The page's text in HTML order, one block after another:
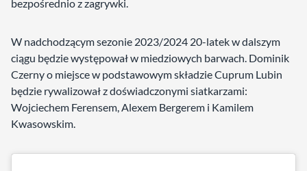
bezpośrednio z zagrywki.
W nadchodzącym sezonie 2023/2024 20-latek w dalszym
ciągu będzie występował w miedziowych barwach. Dominik
Czerny o miejsce w podstawowym składzie Cuprum Lubin
będzie rywalizował z doświadczonymi siatkarzami:
Wojciechem Ferensem, Alexem Bergerem i Kamilem
Kwasowskim.